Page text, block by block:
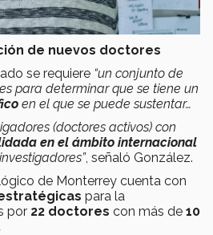
de nuevos doctores
se requiere “un conjunto de
para determinar que se tiene un
en el que se puede sustentar…
(doctores activos) con
en el ámbito internacional
, señaló González.
de Monterrey cuenta con
para la
por 22 doctores con más de 10